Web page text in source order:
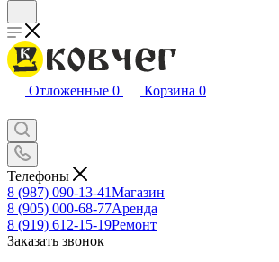
Отложенные 0 Корзина 0
Телефоны
8 (987) 090-13-41Магазин
8 (905) 000-68-77Аренда
8 (919) 612-15-19Ремонт
Заказать звонок